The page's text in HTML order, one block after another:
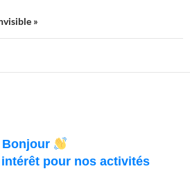
»
Bonjour
pour nos activités